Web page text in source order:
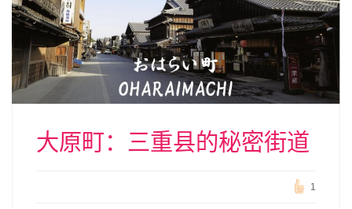
大原町：三重县的秘密街道
1